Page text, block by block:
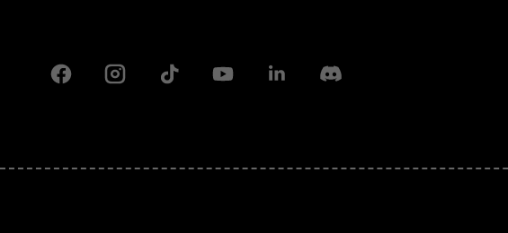
FacebookInstagramTiktok YoutubeLinkedinDiscord